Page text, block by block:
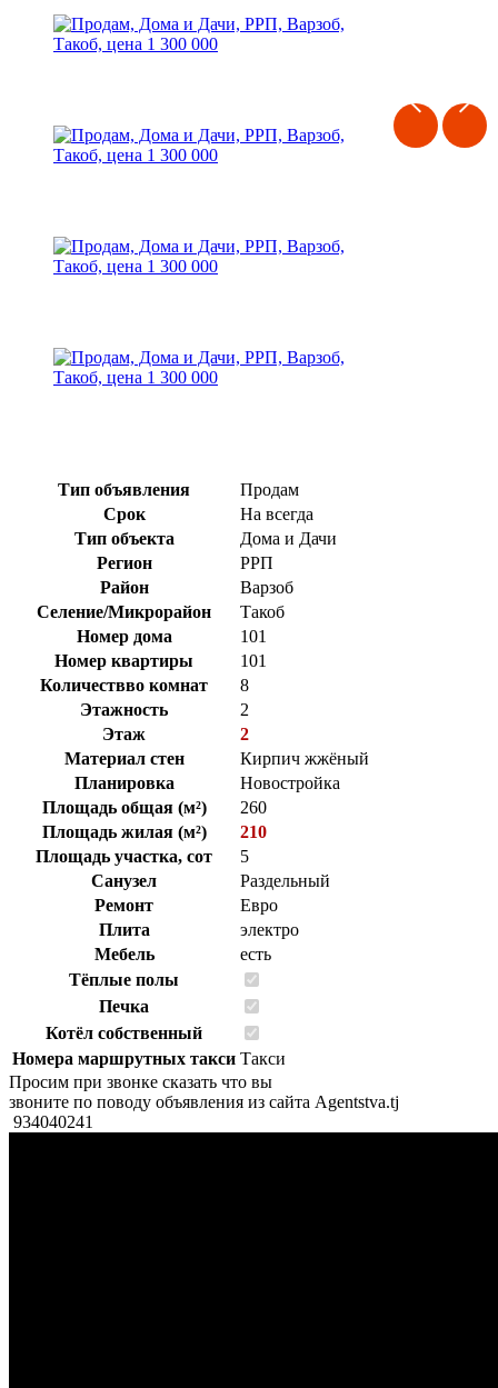
Тип объявления
Продам
Срок
На всегда
Тип объекта
Дома и Дачи
Регион
РРП
Район
Варзоб
Селение/Микрорайон
Такоб
Номер дома
101
Номер квартиры
101
Количествво комнат
8
Этажность
2
Этаж
2
Материал стен
Кирпич жжёный
Планировка
Новостройка
Площадь общая (м²)
260
Площадь жилая (м²)
210
Площадь участка, сот
5
Санузел
Раздельный
Ремонт
Евро
Плита
электро
Мебель
есть
Тёплые полы
Печка
Котёл собственный
Номера маршрутных такси Такси
Просим при звонке сказать что вы
звоните по поводу объявления из сайта Agentstva.tj
934040241